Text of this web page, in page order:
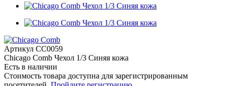
Артикул CC0059
Chicago Comb Чехол 1/3 Синяя кожа
Есть в наличии
Стоимость товара доступна для зарегистрированным